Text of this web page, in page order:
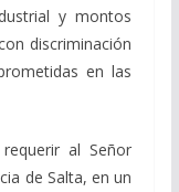
y montos
discriminación
en las
requerir al Señor
de Salta, en un